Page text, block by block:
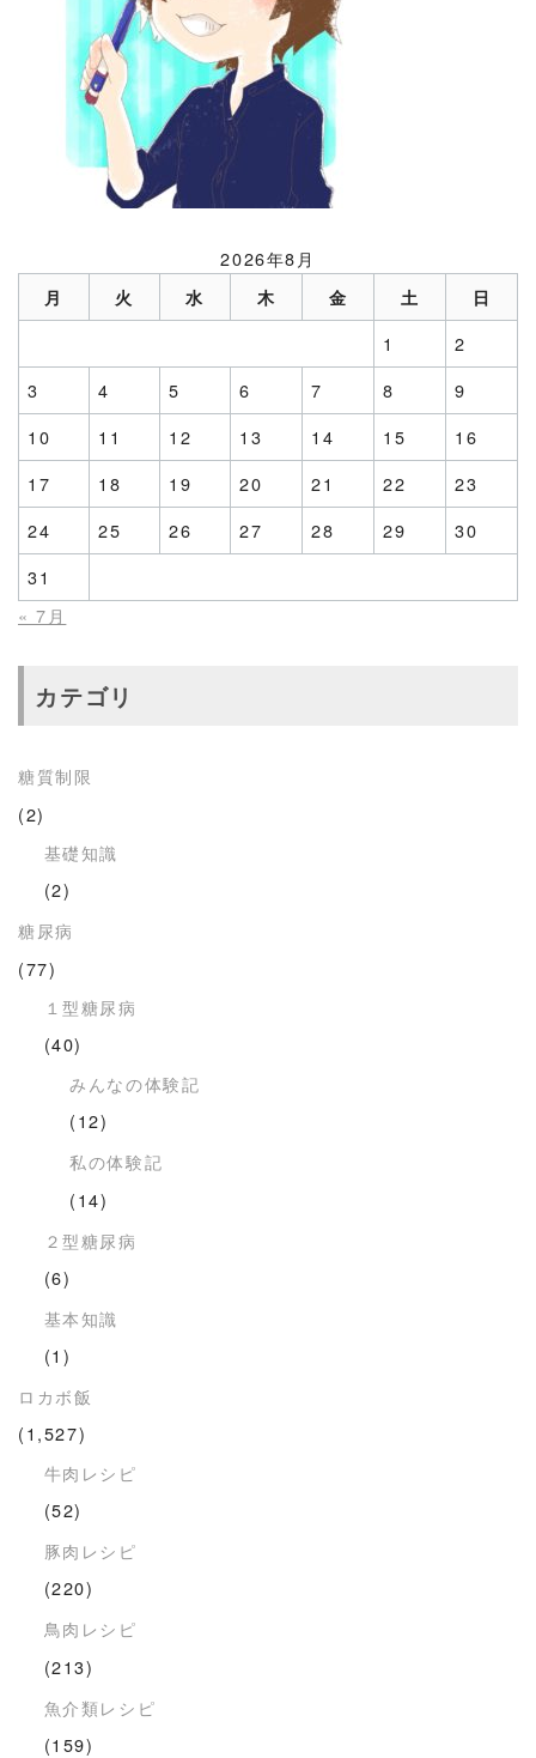
2026年8月
月 火 水 木 金 土 日
1
2
3
4 5 6 7 8
9
10
11 12 13 14 15
16
17
18 19 20 21 22
23
24
25 26 27 28 29
30
31
« 7月
カテゴリ
糖質制限
(2)
基礎知識
(2)
糖尿病
(77)
１型糖尿病
(40)
みんなの体験記
(12)
私の体験記
(14)
２型糖尿病
(6)
基本知識
(1)
ロカボ飯
(1,527)
牛肉レシピ
(52)
豚肉レシピ
(220)
鳥肉レシピ
(213)
魚介類レシピ
(159)